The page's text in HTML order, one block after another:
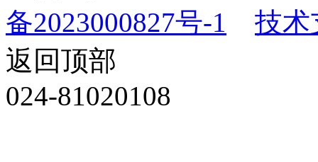
备2023000827号-1
技术
返回顶部
024-81020108